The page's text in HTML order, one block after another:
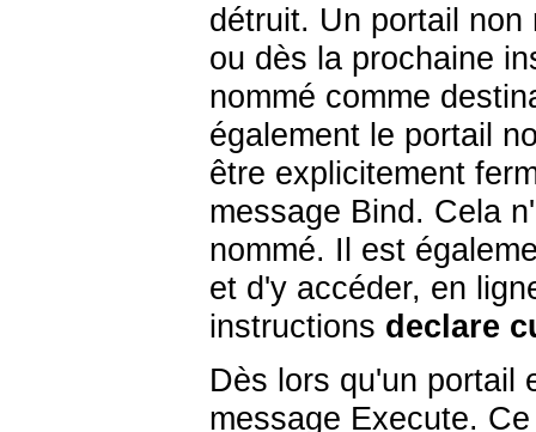
détruit. Un portail
ou dès la prochaine
nommé comme
également le portail
être explicitement
message Bind. Cela
nommé. Il est
et d'y accéder, en
instructions declare
Dès lors qu'un portail
message Execute.